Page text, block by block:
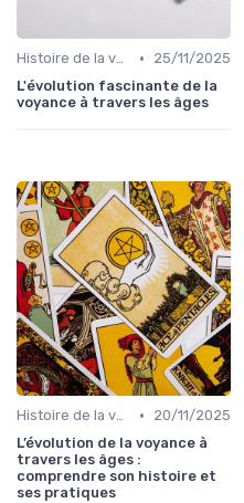
Histoire de la voyance •
25/11/2025
L'évolution fascinante de la
voyance à travers les âges
Histoire de la voyance •
20/11/2025
L’évolution de la voyance à
travers les âges :
comprendre son histoire et
ses pratiques